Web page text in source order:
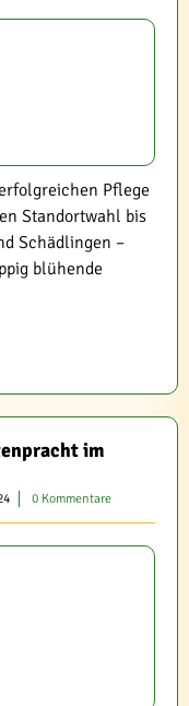
Pflege
Standortwahl bis
Schädlingen –
blühende
im
0 Kommentare